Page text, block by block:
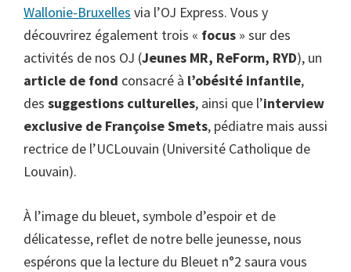
Wallonie-Bruxelles via l’OJ Express. Vous y
découvrirez également trois « focus » sur des
activités de nos OJ (Jeunes MR, ReForm, RYD), un
article de fond consacré à l’obésité infantile,
des suggestions culturelles, ainsi que l’interview
exclusive de Françoise Smets, pédiatre mais aussi
rectrice de l’UCLouvain (Université Catholique de
Louvain).
À l’image du bleuet, symbole d’espoir et de
délicatesse, reflet de notre belle jeunesse, nous
espérons que la lecture du Bleuet n°2 saura vous